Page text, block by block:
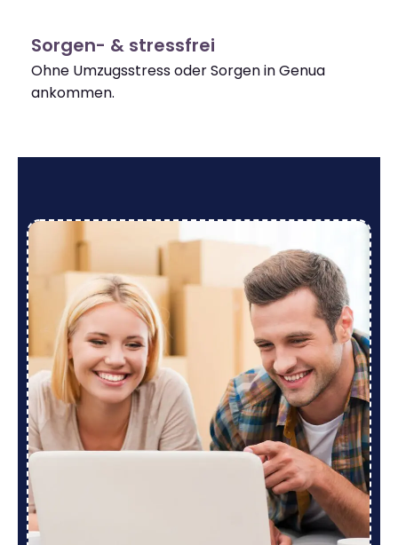
Sorgen- & stressfrei
Ohne Umzugsstress oder Sorgen in Genua
ankommen.